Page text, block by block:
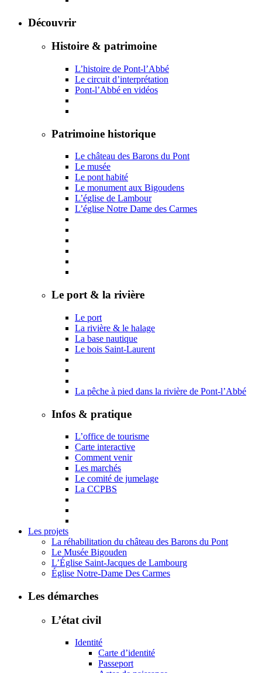
Découvrir
Histoire & patrimoine
L’histoire de Pont-l’Abbé
Le circuit d’interprétation
Pont-l’Abbé en vidéos
Patrimoine historique
Le château des Barons du Pont
Le musée
Le pont habité
Le monument aux Bigoudens
L’église de Lambour
L’église Notre Dame des Carmes
Le port & la rivière
Le port
La rivière & le halage
La base nautique
Le bois Saint-Laurent
La pêche à pied dans la rivière de Pont-l’Abbé
Infos & pratique
L’office de tourisme
Carte interactive
Comment venir
Les marchés
Le comité de jumelage
La CCPBS
Les projets
La réhabilitation du château des Barons du Pont
Le Musée Bigouden
L’Église Saint-Jacques de Lambourg
Église Notre-Dame Des Carmes
Les démarches
L’état civil
Identité
Carte d’identité
Passeport